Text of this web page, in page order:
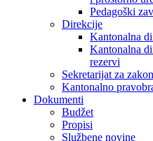
Pedagoški
Direkcije
Kantonalna
Kantonalna
rezervi
Sekretarijat za
Kantonalno
Dokumenti
Budžet
Propisi
Službene novine